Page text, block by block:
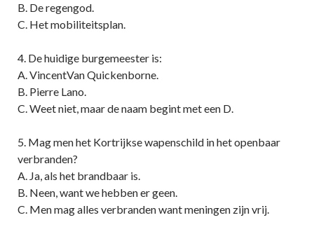
B. De regengod.
C. Het mobiliteitsplan.
4. De huidige burgemeester is:
A. VincentVan Quickenborne.
B. Pierre Lano.
C. Weet niet, maar de naam begint met een D.
5. Mag men het Kortrijkse wapenschild in het openbaar
verbranden?
A. Ja, als het brandbaar is.
B. Neen, want we hebben er geen.
C. Men mag alles verbranden want meningen zijn vrij.